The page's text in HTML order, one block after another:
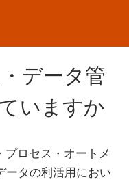
データ管
いますか
プロセス・オートメ
ータの利活用におい